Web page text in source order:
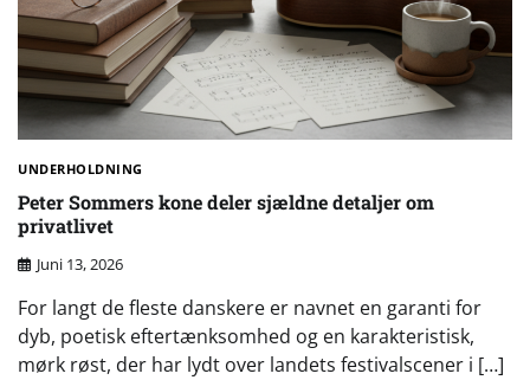
UNDERHOLDNING
Peter Sommers kone deler sjældne detaljer om
privatlivet
Juni 13, 2026
For langt de fleste danskere er navnet en garanti for
dyb, poetisk eftertænksomhed og en karakteristisk,
mørk røst, der har lydt over landets festivalscener i […]